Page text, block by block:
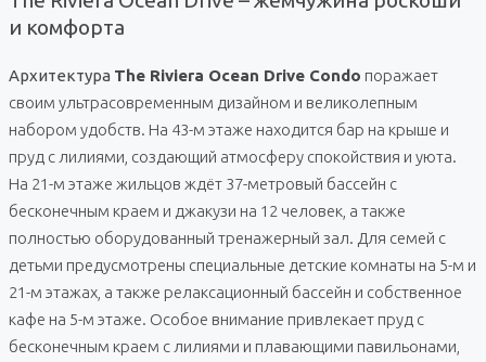
и комфорта
Архитектура The Riviera Ocean Drive Condo поражает
своим ультрасовременным дизайном и великолепным
набором удобств. На 43-м этаже находится бар на крыше и
пруд с лилиями, создающий атмосферу спокойствия и уюта.
На 21-м этаже жильцов ждёт 37-метровый бассейн с
бесконечным краем и джакузи на 12 человек, а также
полностью оборудованный тренажерный зал. Для семей с
детьми предусмотрены специальные детские комнаты на 5-м и
21-м этажах, а также релаксационный бассейн и собственное
кафе на 5-м этаже. Особое внимание привлекает пруд с
бесконечным краем с лилиями и плавающими павильонами,